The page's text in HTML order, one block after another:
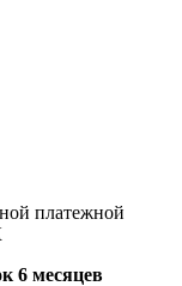
платежной
6 месяцев